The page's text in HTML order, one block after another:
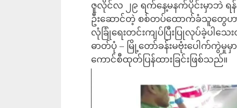
ဇူလိုင်လ ၂၉ ရက်နေ့မနက်ပိုင်းမှာဘဲ
ဦးဆောင်တဲ့ စစ်တပ်ထောက်ခံသူတွေဟ
လုံခြုံရေးတင်းကျပ်ပြီးပြုလုပ်ခဲ့ပါသေ
ဓာတ်ပုံ – မြို့တော်ခန်းမဗုံးပေါက်
ကောင်စီထုတ်ပြန်ထားခြင်းဖြစ်သည်။